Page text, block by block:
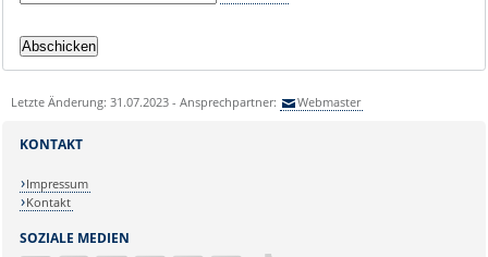
Letzte Änderung: 31.07.2023 - Ansprechpartner: Webmaster
SOZIALE MEDIEN
KONTAKT
Impressum
Kontakt